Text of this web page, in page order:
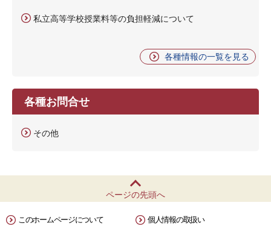
私立高等学校授業料等の負担軽減について
各種情報の一覧を見る
各種お問合せ
その他
ページの先頭へ
このホームページについて 個人情報の取扱い